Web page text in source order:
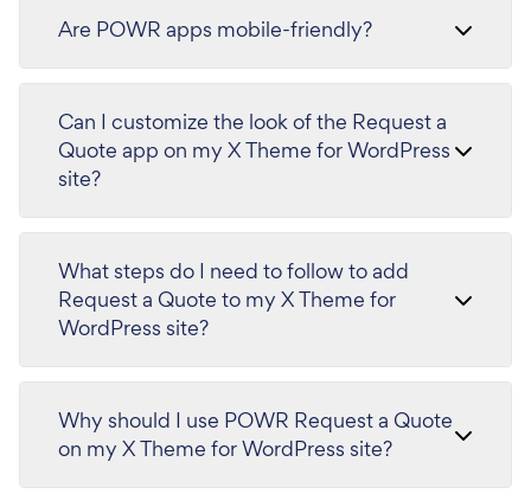
Are POWR apps mobile-friendly?
Can I customize the look of the Request a
Quote app on my X Theme for WordPress
site?
What steps do I need to follow to add
Request a Quote to my X Theme for
WordPress site?
Why should I use POWR Request a Quote
on my X Theme for WordPress site?